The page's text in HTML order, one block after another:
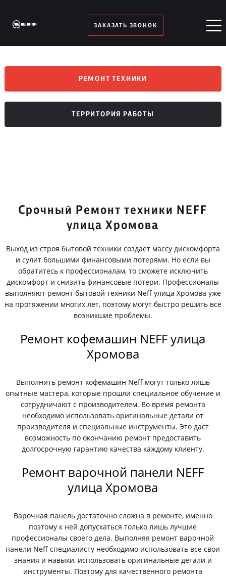
ЗАКАЗАТЬ ЗВОНОК
РЕМОНТ ТЕХНИКИ
ТЕРРИТОРИЯ РАБОТЫ
Срочный Ремонт техники NEFF
улица Хромова
Выход из строя бытовой техники создает массу дискомфорта
и сулит большими финансовыми потерями. Но если вы
обратитесь к профессионалам, то сможете исключить
дискомфорт и снизить финансовые потери. Профессионалы
выполняют ремонт бытовой техники Neff улица Хромова уже
на протяжении многих лет, поэтому могут быстро решить все
возникшие проблемы.
Ремонт кофемашин NEFF улица
Хромова
Выполнить ремонт кофемашин Neff могут только лишь
опытные мастера, которые прошли специальное обучение и
сотрудничают с производителем. Во время ремонта
необходимо использовать оригинальные детали от
производителя и специальные инструменты. Это даст
возможность по окончанию ремонт предоставить
долгосрочную гарантию качества каждому клиенту.
Ремонт варочной панели NEFF
улица Хромова
Варочная панель достаточно сложна в ремонте, именно
поэтому к ней допускаться только лишь лучшие
профессионалы своего дела. Выполняя ремонт варочной
панели Neff специалисту необходимо использовать все свои
знания и навыки, использовать оригинальные детали и
инструменты. Поэтому для качественного ремонта